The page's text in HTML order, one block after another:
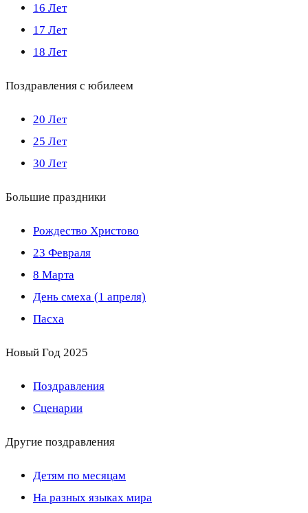
16 Лет
17 Лет
18 Лет
Поздравления с юбилеем
20 Лет
25 Лет
30 Лет
Большие праздники
Рождество Христово
23 Февраля
8 Марта
День смеха (1 апреля)
Пасха
Новый Год 2025
Поздравления
Сценарии
Другие поздравления
Детям по месяцам
На разных языках мира